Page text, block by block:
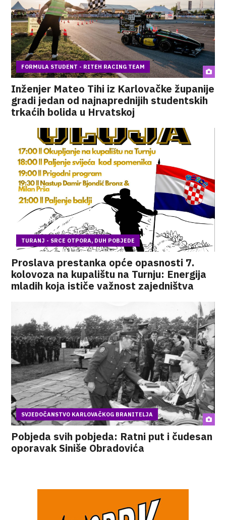
FORMULA STUDENT - RITEH RACING TEAM
Inženjer Mateo Tihi iz Karlovačke županije
gradi jedan od najnaprednijih studentskih
trkaćih bolida u Hrvatskoj
TURANJ - SRCE OTPORA, DUH POBJEDE
Proslava prestanka opće opasnosti 7.
kolovoza na kupalištu na Turnju: Energija
mladih koja ističe važnost zajedništva
SVJEDOČANSTVO KARLOVAČKOG BRANITELJA
Pobjeda svih pobjeda: Ratni put i čudesan
oporavak Siniše Obradovića